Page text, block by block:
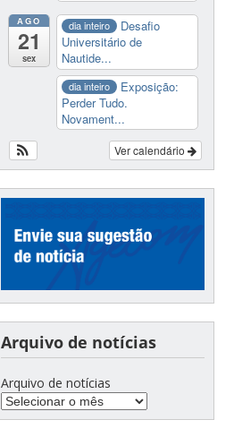
AGO
21
sex
dia inteiro
Desafio
Universitário de
Nautide...
dia inteiro
Exposição:
Perder Tudo.
Novament...
Ver calendário
Arquivo de notícias
Arquivo de notícias